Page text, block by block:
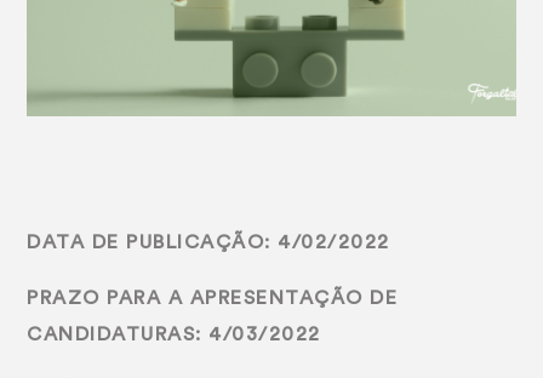
DATA DE PUBLICAÇÃO: 4/02/2022
PRAZO PARA A APRESENTAÇÃO DE
CANDIDATURAS: 4/03/2022